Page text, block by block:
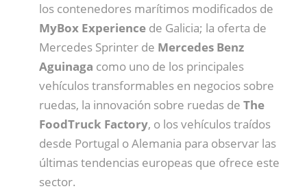
los contenedores marítimos modificados de
MyBox Experience de Galicia; la oferta de
Mercedes Sprinter de Mercedes Benz
Aguinaga como uno de los principales
vehículos transformables en negocios sobre
ruedas, la innovación sobre ruedas de The
FoodTruck Factory, o los vehículos traídos
desde Portugal o Alemania para observar las
últimas tendencias europeas que ofrece este
sector.